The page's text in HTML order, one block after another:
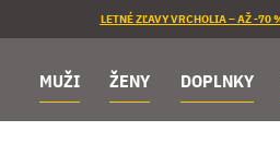
LETNÉ ZĽAVY VRCHOLIA – AŽ -70
MUŽI ŽENY DOPLNKY